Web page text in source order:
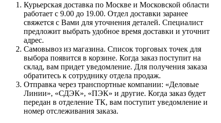
Курьерская доставка по Москве и Московской области
работает с 9.00 до 19.00. Отдел доставки заранее
свяжется с Вами для уточнения деталей. Специалист
предложит выбрать удобное время доставки и уточнит
адрес.
Самовывоз из магазина. Список торговых точек для
выбора появится в корзине. Когда заказ поступит на
склад, вам придет уведомление. Для получения заказа
обратитесь к сотруднику отдела продаж.
Отправка через транспортные компании: «Деловые
Линии», «СДЭК», «ПЭК» и другие. Когда заказ будет
передан в отделение ТК, вам поступит уведомление и
номер отслеживания заказа.